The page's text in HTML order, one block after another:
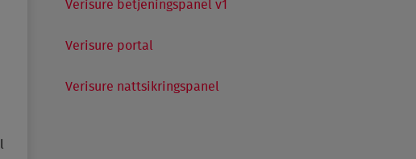
Verisure betjeningspanel v1
Verisure portal
Verisure nattsikringspanel